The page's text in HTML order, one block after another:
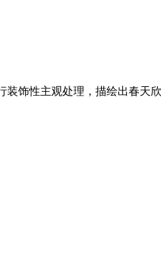
装饰性主观处理，描绘出春